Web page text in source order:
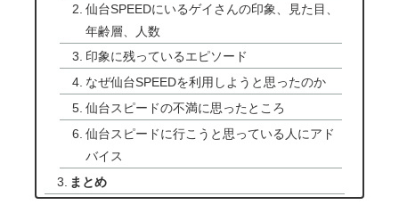
仙台SPEEDにいるゲイさんの印象、見た目、
年齢層、人数
印象に残っているエピソード
なぜ仙台SPEEDを利用しようと思ったのか
仙台スピードの不満に思ったところ
仙台スピードに行こうと思っている人にアド
バイス
まとめ